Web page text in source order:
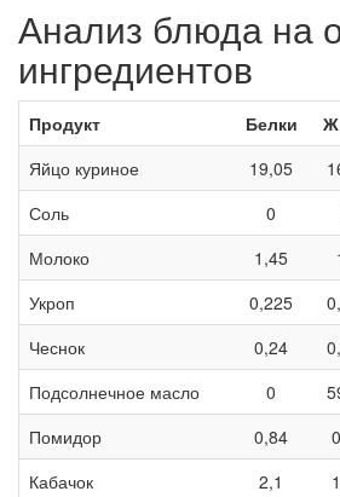
Анализ блюда на
ингредиентов
Продукт Белки
Яйцо куриное
19,05
Соль
0
Молоко
1,45
Укроп
0,225
Чеснок
0,24
Подсолнечное масло
0
Помидор
0,84
Кабачок
2,1